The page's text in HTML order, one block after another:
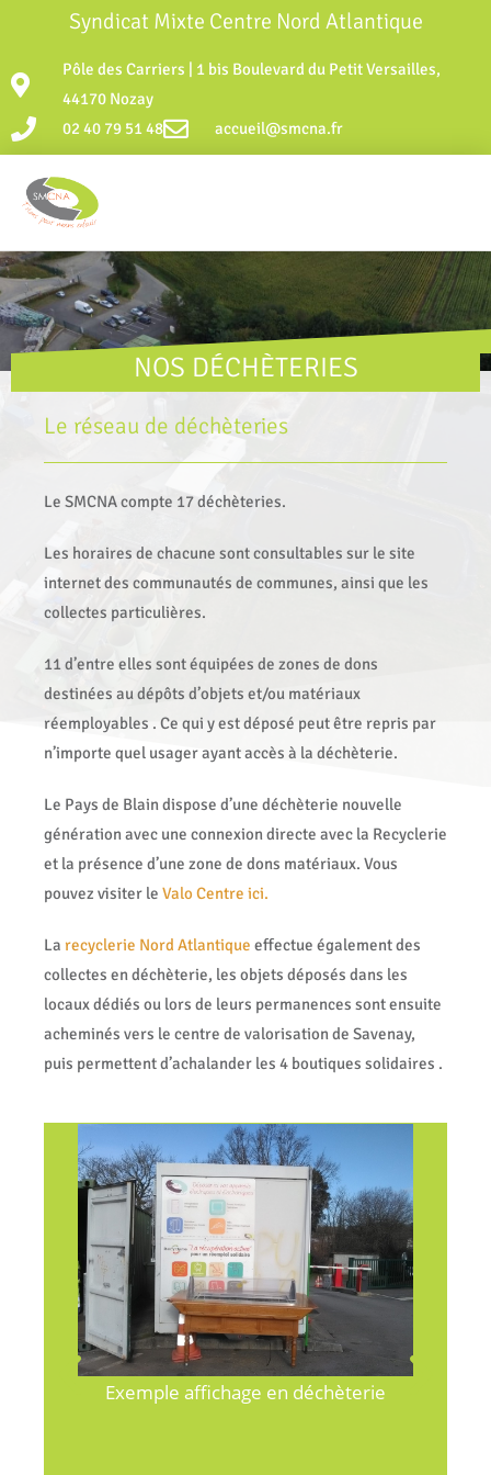
Syndicat Mixte Centre Nord Atlantique
Pôle des Carriers | 1 bis Boulevard du Petit Versailles,
44170 Nozay
02 40 79 51 48
accueil@smcna.fr
NOS DÉCHÈTERIES
Le réseau de déchèteries
Le SMCNA compte 17 déchèteries.
Les horaires de chacune sont consultables sur le site
internet des communautés de communes, ainsi que les
collectes particulières.
11 d’entre elles sont équipées de zones de dons
destinées au dépôts d’objets et/ou matériaux
réemployables . Ce qui y est déposé peut être repris par
n’importe quel usager ayant accès à la déchèterie.
Le Pays de Blain dispose d’une déchèterie nouvelle
génération avec une connexion directe avec la Recyclerie
et la présence d’une zone de dons matériaux. Vous
pouvez visiter le Valo Centre ici.
La recyclerie Nord Atlantique effectue également des
collectes en déchèterie, les objets déposés dans les
locaux dédiés ou lors de leurs permanences sont ensuite
acheminés vers le centre de valorisation de Savenay,
puis permettent d’achalander les 4 boutiques solidaires .
SMCNA et ses 17 déchetteries